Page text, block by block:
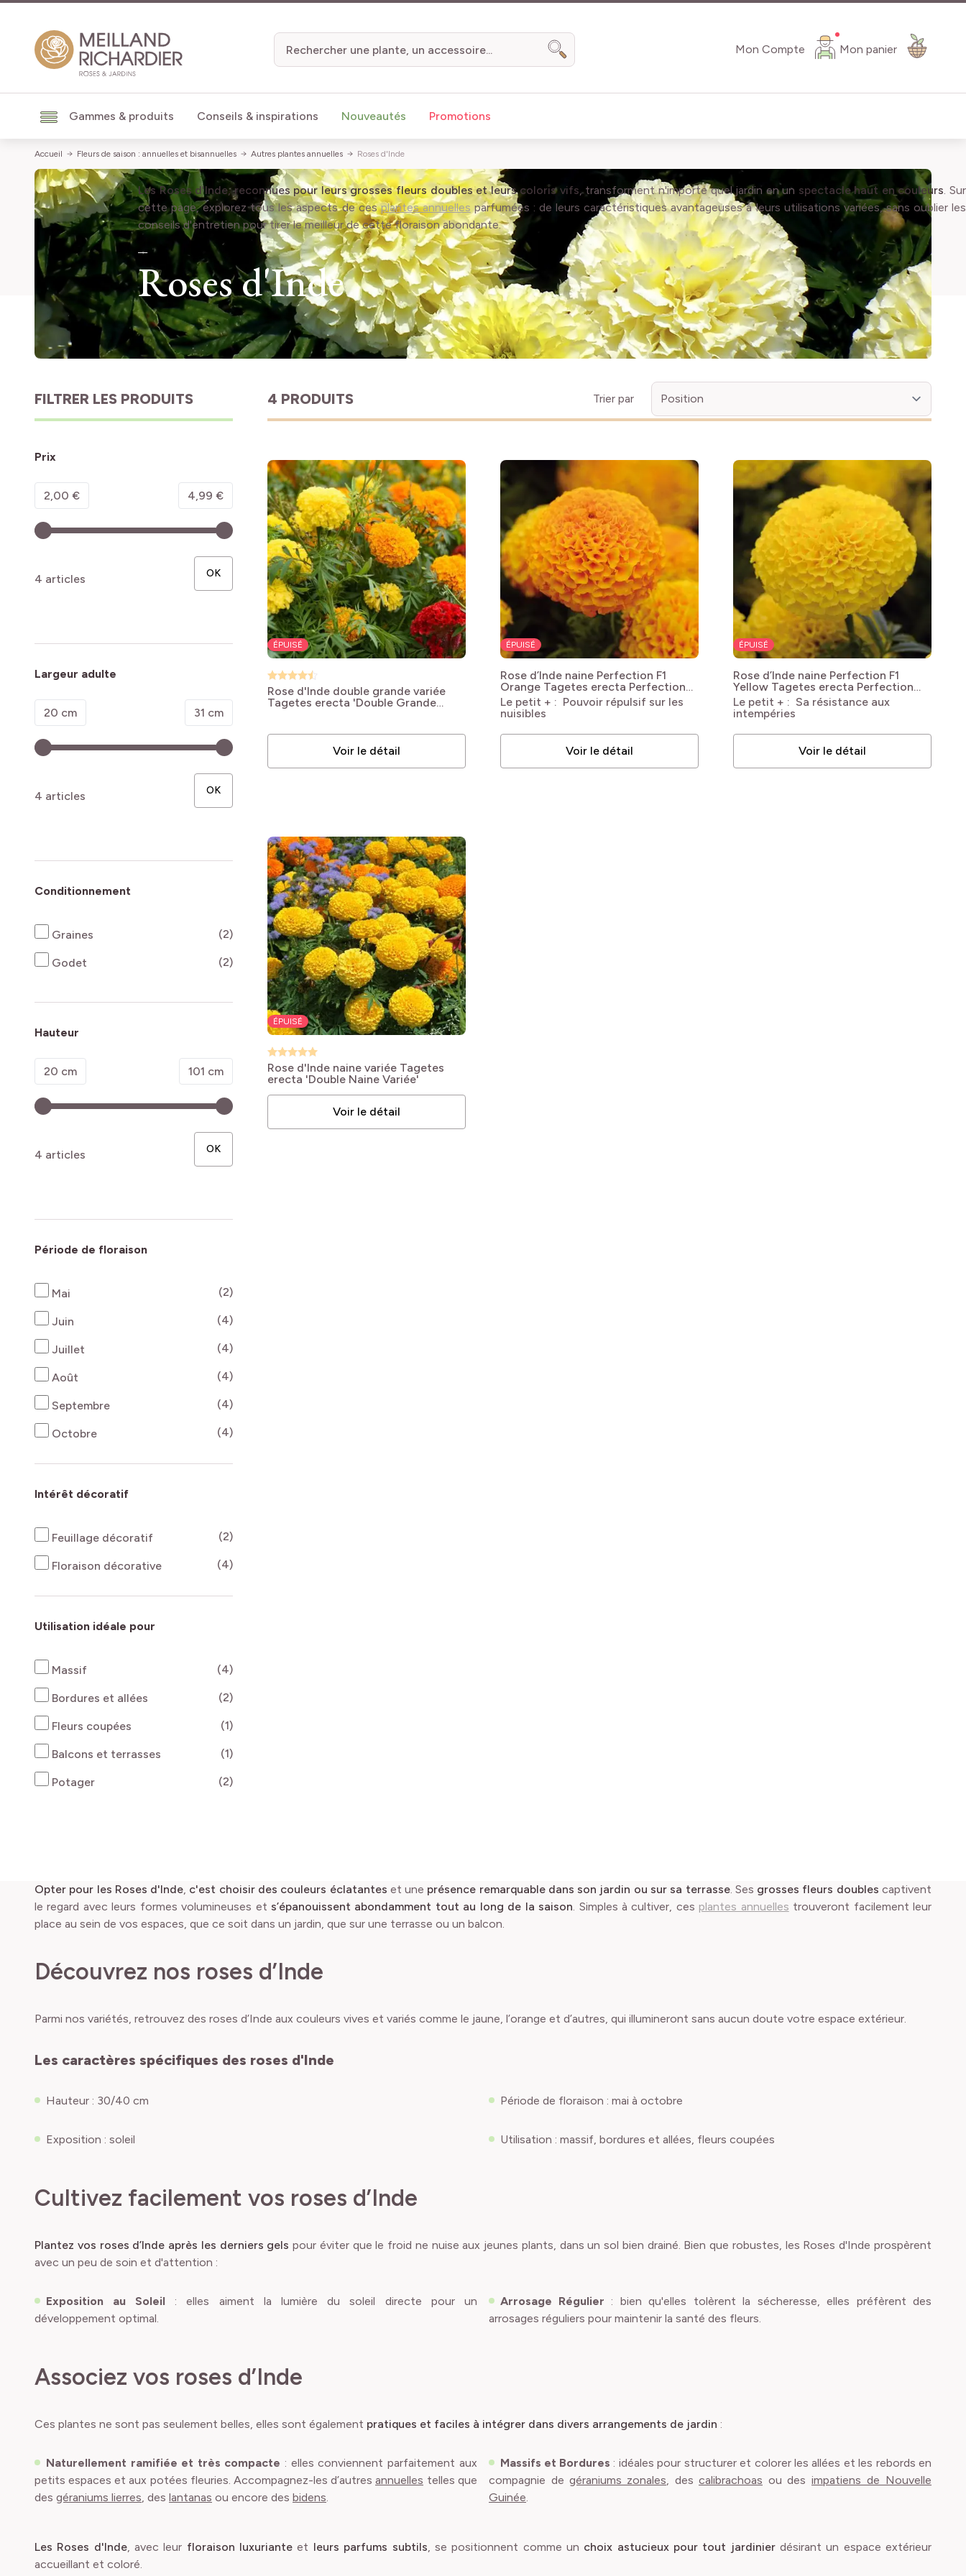
Mon Compte Mon panier
Gammes & produits Conseils & inspirations Nouveautés Promotions
Chercher
Accueil Fleurs de saison : annuelles et bisannuelles Autres plantes annuelles Roses d'Inde
Les Roses d'Inde, reconnues pour leurs grosses fleurs doubles et leurs coloris vifs, transforment n'importe quel jardin en un spectacle haut en couleurs. Sur
cette page, explorez tous les aspects de cesplantes annuelles parfumées : de leurs caractéristiques avantageuses à leurs utilisations variées, sans oublier les
conseils d'entretien pour tirer le meilleur de cette floraison abondante.
Roses d'Inde
FILTRER LES PRODUITS
Prix
Minimum value
2,00 € Valeur maximale
4,99 €
4 articles OK
Largeur adulte
Minimum value
20 cm Valeur maximale
31 cm
4 articles OK
Conditionnement
Graines (2)produits disponibles
Godet (2)produits disponibles
Hauteur
Minimum value
20 cm Valeur maximale
101 cm
4 articles OK
Période de floraison
Mai (2)produits disponibles
Juin (4)produits disponibles
Juillet (4)produits disponibles
Août (4)produits disponibles
Septembre (4)produits disponibles
Octobre (4)produits disponibles
Intérêt décoratif
Feuillage décoratif (2)produits disponibles
Floraison décorative (4)produits disponibles
Utilisation idéale pour
Massif (4)produits disponibles
Bordures et allées (2)produits disponibles
Fleurs coupées (1)produits disponibles
Balcons et terrasses (1)produits disponibles
Potager (2)produits disponibles
4 PRODUITS Trier par
ÉPUISÉ
Rose d'Inde double grande variée
Tagetes erecta 'Double Grande
Voir le détail
ÉPUISÉ
Rose d’Inde naine Perfection F1
Orange Tagetes erecta Perfection
Hybride F1 Orange
Le petit + : Pouvoir répulsif sur les
nuisibles
Voir le détail
ÉPUISÉ
Rose d’Inde naine Perfection F1
Yellow Tagetes erecta Perfection
Hybride F1 Yellow
Le petit + : Sa résistance aux
intempéries
Voir le détail
ÉPUISÉ
Rose d'Inde naine variée Tagetes
erecta 'Double Naine Variée'
Voir le détail
Opter pour les Roses d'Inde, c'est choisir des couleurs éclatantes et une présence remarquable dans son jardin ou sur sa terrasse. Ses grosses fleurs doubles captivent
le regard avec leurs formes volumineuses ets’épanouissent abondamment tout au long de la saison. Simples à cultiver, ces plantes annuelles trouveront facilement leur
place au sein de vos espaces, que ce soit dans un jardin, que sur une terrasse ou un balcon.
Découvrez nos roses d’Inde
Parmi nos variétés, retrouvez des roses d’Inde aux couleurs vives et variés comme le jaune, l’orange et d’autres, qui illumineront sans aucun doute votre espace extérieur.
Les caractères spécifiques des roses d'Inde
Hauteur : 30/40 cm
Exposition : soleil
Période de floraison : mai à octobre
Utilisation : massif, bordures et allées, fleurs coupées
Cultivez facilement vos roses d’Inde
Plantez vos roses d’Inde après les derniers gels pour éviter que le froid ne nuise aux jeunes plants, dans un sol bien drainé. Bien que robustes, les Roses d'Inde prospèrent
avec un peu de soin et d'attention :
Exposition au Soleil : elles aiment la lumière du soleil directe pour un
développement optimal.
Arrosage Régulier : bien qu'elles tolèrent la sécheresse, elles préfèrent des
arrosages réguliers pour maintenir la santé des fleurs.
Associez vos roses d’Inde
Ces plantes ne sont pas seulement belles, elles sont également pratiques et faciles à intégrer dans divers arrangements de jardin :
Naturellement ramifiée et très compacte : elles conviennent parfaitement aux
petits espaces et aux potées fleuries. Accompagnez-les d’autres annuelles telles que
des géraniums lierres, des lantanas ou encore des bidens.
Massifs et Bordures : idéales pour structurer et colorer les allées et les rebords en
compagnie de géraniums zonales, des calibrachoas ou des impatiens de Nouvelle
Guinée.
Les Roses d'Inde, avec leur floraison luxuriante et leurs parfums subtils, se positionnent comme un choix astucieux pour tout jardinierdésirant un espace extérieur
accueillant et coloré.